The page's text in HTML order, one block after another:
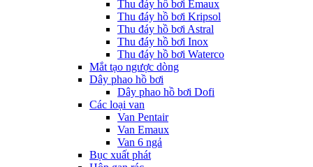
Thu đáy hồ bơi Emaux
Thu đáy hồ bơi Kripsol
Thu đáy hồ bơi Astral
Thu đáy hồ bơi Inox
Thu đáy hồ bơi Waterco
Mắt tạo ngược dòng
Dây phao hồ bơi
Dây phao hồ bơi Dofi
Các loại van
Van Pentair
Van Emaux
Van 6 ngả
Bục xuất phát